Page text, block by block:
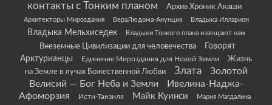
контакты с Тонким планом
Архив Хроник Акаши
Архитекторы Мироздания ВераЛюдома-Анунция Владыка Илларион
Владыка Мельхиседек Владыки Тонкого плана извещают нам
Внеземные Цивилизации для человечества
Говорят
Арктурианцы
Единение Мироздания для Новой Земли
Жизнь
на Земле в лучах Божественной Любви
Злата
Золотой
Велисий — Бог Неба и Земли
Ивелина-Наджа-
Афоморзия
Исти-Танзиля Майк Куинси Мария Магдалина